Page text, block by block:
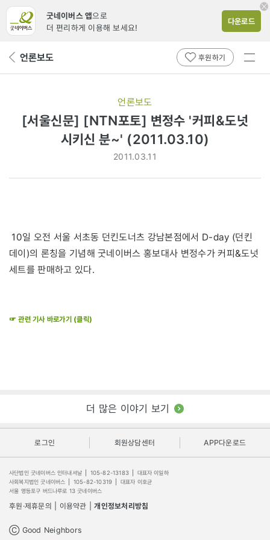
굿네이버스 앱으로
더 편리하게 이용해 보세요!
다운로드
뒤 언론보도 후원하기
전체
언론보도
[서울신문] [NTN포토] 변정수 '커피&도넛
시키신 분~' (2011.03.10)
2011.03.11
10일 오전 서울 서초동 던킨도너츠 강남본점에서 D-day (던킨
데이)의 론칭을 기념해 굿네이버스 홍보대사 변정수가 커피&도넛
세트를 판매하고 있다.
☞ 관련 기사 바로가기 (클릭)
더 많은 이야기 보기
로그인 회원상담센터 APP다운로드
사단법인 굿네이버스 인터내셔날 105-82-13183
대표자 이일하
사회복지법인 굿네이버스
105-82-10319
대표자 이호균
서울 영등포구 버드나루로 13 굿네이버스
후원·제휴문의 이용약관 개인정보처리방침
Ⓒ Good Neighbors